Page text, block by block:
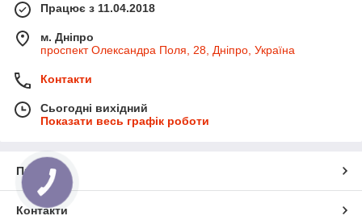
Працює з 11.04.2018
м. Дніпро
проспект Олександра Поля, 28, Дніпро, Україна
Контакти
Сьогодні вихідний
Показати весь графік роботи
Про нас
Контакти
КНОПКА
ЗВ'ЯЗКУ